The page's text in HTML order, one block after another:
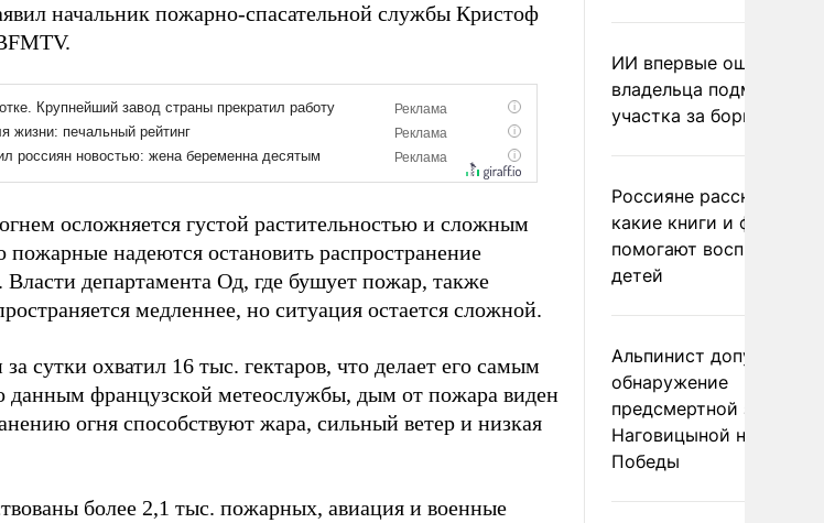
начальник пожарно-спасательной службы Кристоф
осложняется густой растительностью и сложным
пожарные надеются остановить распространение
департамента Од, где бушует пожар, также
медленнее, но ситуация остается сложной.
сутки охватил 16 тыс. гектаров, что делает его самым
данным французской метеослужбы, дым от пожара виден
огня способствуют жара, сильный ветер и низкая
более 2,1 тыс. пожарных, авиация и военные
ИИ впервые
владельца
участка за борщевик
Россияне рассказали,
какие книги и фильмы
помогают воспитывать
детей
Альпинист допустил
обнаружение
предсмертной записки
Наговицыной на пике
Победы